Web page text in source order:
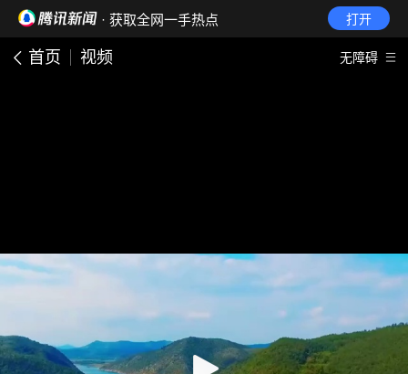
· 获取全网一手热点 打开
首页 视频 无障碍